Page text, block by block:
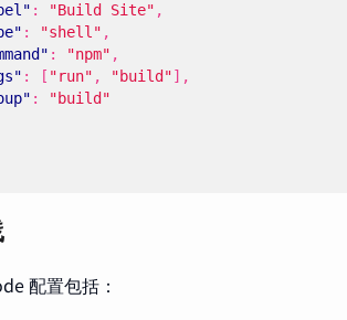
: "Build Site" ,
: "shell" ,
: "npm" ,
: [ "run" , "build"],
: "build"
配置包括：